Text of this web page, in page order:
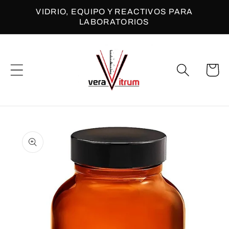
directamente
VIDRIO, EQUIPO Y REACTIVOS PARA
LABORATORIOS
Carrito
a la
información
del producto